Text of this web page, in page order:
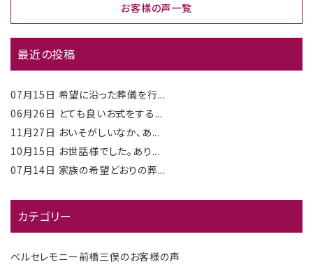
お客様の声一覧
最近の投稿
07月15日 希望に沿った葬儀を行...
06月26日 とても良いお式をする...
11月27日 おいそがしいなか、あ...
10月15日 お世話様でした。あり...
07月14日 家族の希望どおりの葬...
カテゴリー
ベルセレモニー前橋三俣のお客様の声